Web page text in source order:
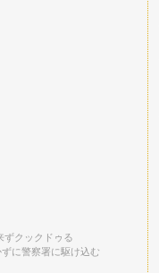
ずクックドゥる
に警察署に駆け込む